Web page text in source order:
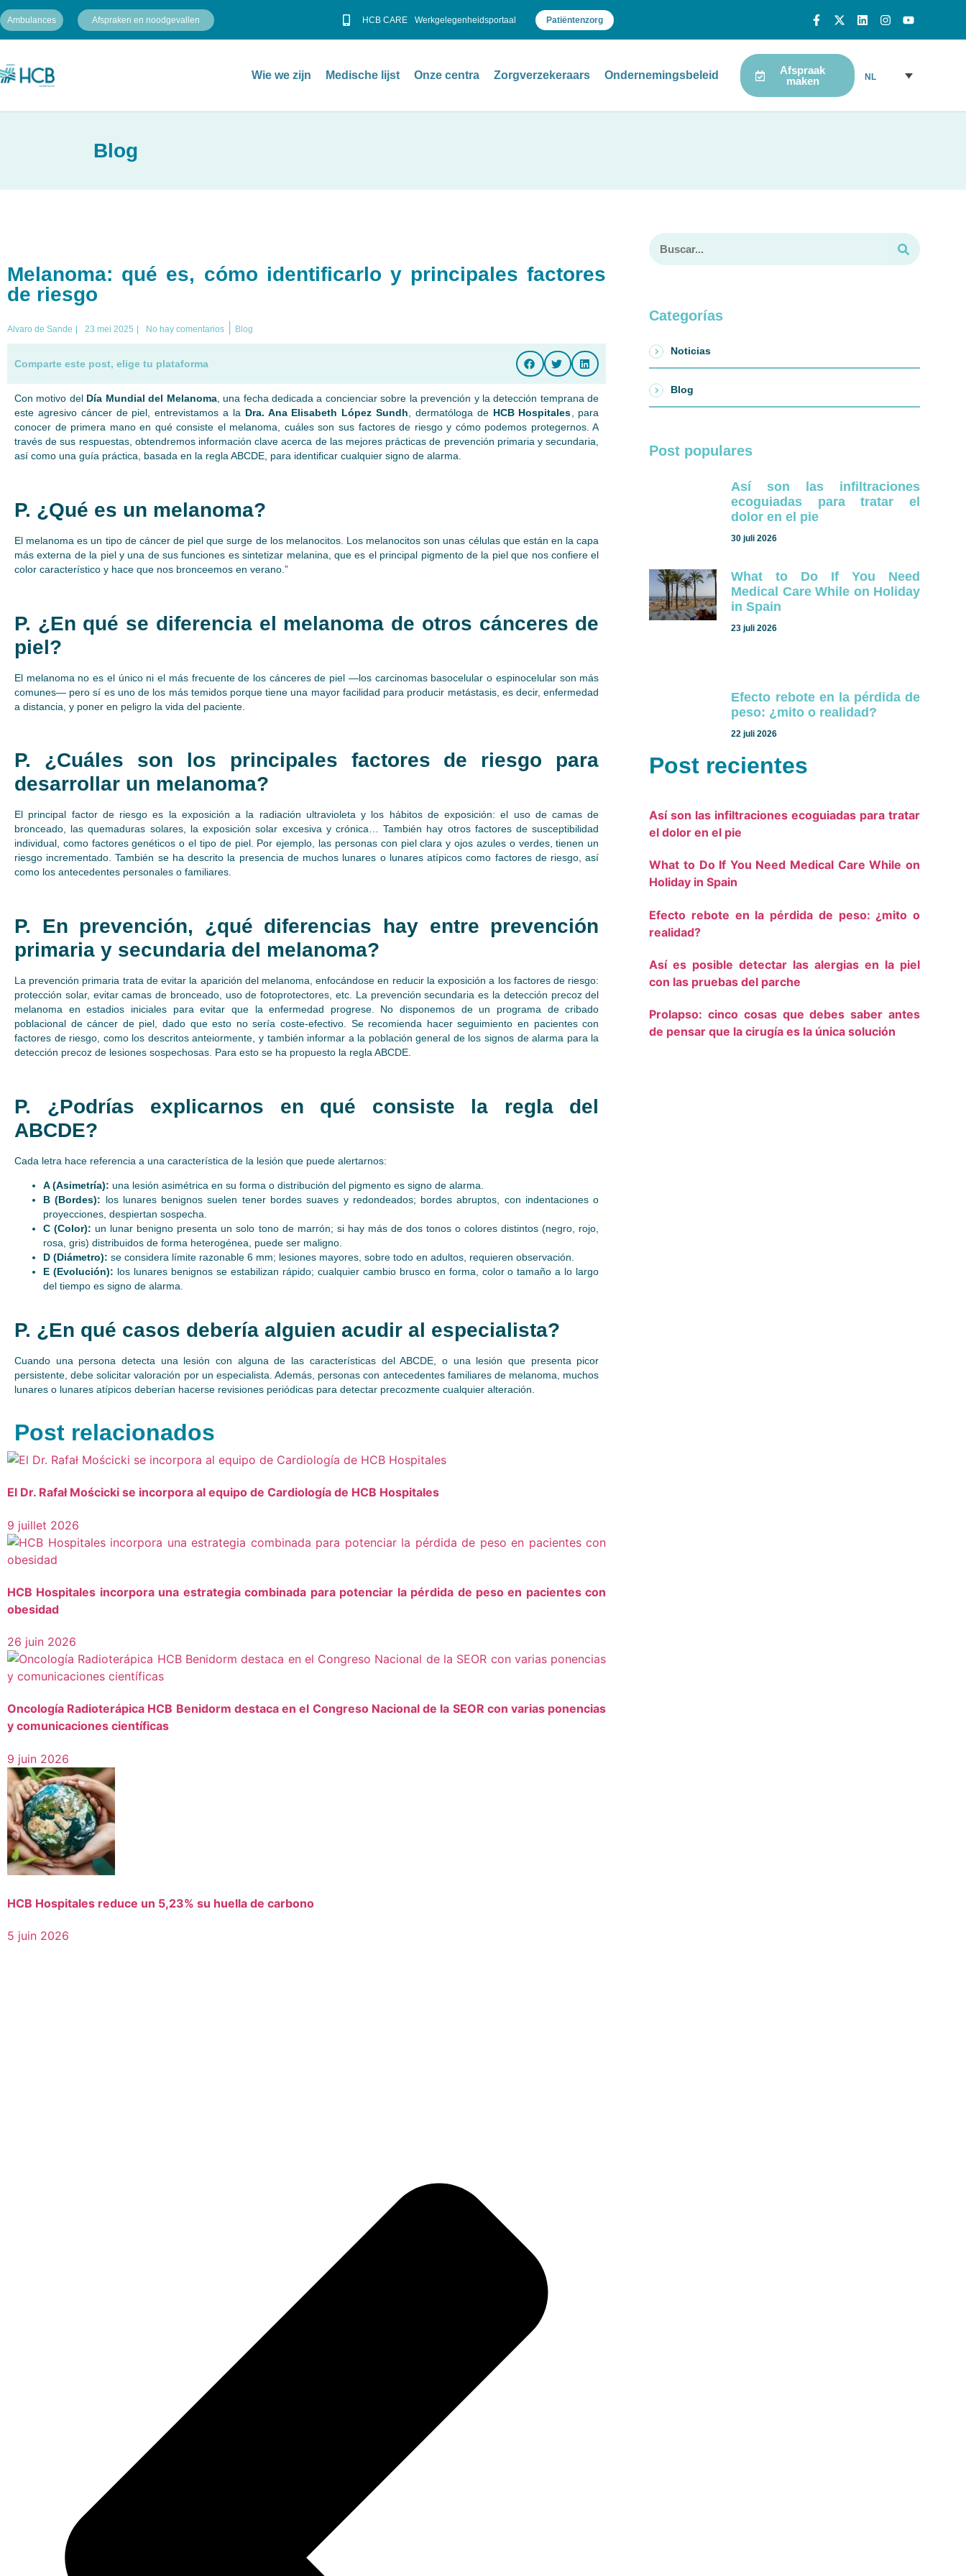
Ambulances Afspraken en noodgevallen HCB CARE Werkgelegenheidsportaal Patiëntenzorg
Wie we zijn Medische lijst Onze centra Zorgverzekeraars Ondernemingsbeleid
Afspraak
maken
NL
Blog
Melanoma: qué es, cómo identificarlo y principales factores
de riesgo
Alvaro de Sande 23 mei 2025 No hay comentarios Blog
Comparte este post, elige tu plataforma
Con motivo delDía Mundial del Melanoma, una fecha dedicada a concienciar sobre la prevención y la detección temprana de
este agresivo cáncer de piel, entrevistamos a la Dra. Ana Elisabeth López Sundh , dermatóloga de HCB Hospitales , para
conocer de primera mano en qué consiste el melanoma, cuáles son sus factores de riesgo y cómo podemos protegernos. A
través de sus respuestas, obtendremos información clave acerca de las mejores prácticas de prevención primaria y secundaria,
así como una guía práctica, basada en la regla ABCDE, para identificar cualquier signo de alarma.
P. ¿Qué es un melanoma?
El melanoma es un tipo de cáncer de piel que surge de los melanocitos. Los melanocitos son unas células que están en la capa
más externa de la piel y una de sus funciones es sintetizar melanina, que es el principal pigmento de la piel que nos confiere el
color característico y hace que nos bronceemos en verano.”
P. ¿En qué se diferencia el melanoma de otros cánceres de
piel?
El melanoma no es el único ni el más frecuente de los cánceres de piel —los carcinomas basocelular o espinocelular son más
comunes— pero sí es uno de los más temidos porque tiene una mayor facilidad para producir metástasis, es decir, enfermedad
a distancia, y poner en peligro la vida del paciente.
P. ¿Cuáles son los principales factores de riesgo para
desarrollar un melanoma?
El principal factor de riesgo es la exposición a la radiación ultravioleta y los hábitos de exposición: el uso de camas de
bronceado, las quemaduras solares, la exposición solar excesiva y crónica… También hay otros factores de susceptibilidad
individual, como factores genéticos o el tipo de piel. Por ejemplo, las personas con piel clara y ojos azules o verdes, tienen un
riesgo incrementado. También se ha descrito la presencia de muchos lunares o lunares atípicos como factores de riesgo, así
como los antecedentes personales o familiares.
P. En prevención, ¿qué diferencias hay entre prevención
primaria y secundaria del melanoma?
La prevención primaria trata de evitar la aparición del melanoma, enfocándose en reducir la exposición a los factores de riesgo:
protección solar, evitar camas de bronceado, uso de fotoprotectores, etc. La prevención secundaria es la detección precoz del
melanoma en estadios iniciales para evitar que la enfermedad progrese. No disponemos de un programa de cribado
poblacional de cáncer de piel, dado que esto no sería coste-efectivo. Se recomienda hacer seguimiento en pacientes con
factores de riesgo, como los descritos anteiormente, y también informar a la población general de los signos de alarma para la
detección precoz de lesiones sospechosas. Para esto se ha propuesto la regla ABCDE.
P. ¿Podrías explicarnos en qué consiste la regla del
ABCDE?
Cada letra hace referencia a una característica de la lesión que puede alertarnos:
A (Asimetría): una lesión asimétrica en su forma o distribución del pigmento es signo de alarma.
B (Bordes): los lunares benignos suelen tener bordes suaves y redondeados; bordes abruptos, con indentaciones o
proyecciones, despiertan sospecha.
C (Color): un lunar benigno presenta un solo tono de marrón; si hay más de dos tonos o colores distintos (negro, rojo,
rosa, gris) distribuidos de forma heterogénea, puede ser maligno.
D (Diámetro): se considera límite razonable 6 mm; lesiones mayores, sobre todo en adultos, requieren observación.
E (Evolución): los lunares benignos se estabilizan rápido; cualquier cambio brusco en forma, color o tamaño a lo largo
del tiempo es signo de alarma.
P. ¿En qué casos debería alguien acudir al especialista?
Cuando una persona detecta una lesión con alguna de las características del ABCDE, o una lesión que presenta picor
persistente, debe solicitar valoración por un especialista. Además, personas con antecedentes familiares de melanoma, muchos
lunares o lunares atípicos deberían hacerse revisiones periódicas para detectar precozmente cualquier alteración.
Post relacionados
El Dr. Rafał Mościcki se incorpora al equipo de Cardiología de HCB Hospitales
9 juillet 2026
HCB Hospitales incorpora una estrategia combinada para potenciar la pérdida de peso en pacientes con
obesidad
26 juin 2026
Oncología Radioterápica HCB Benidorm destaca en el Congreso Nacional de la SEOR con varias ponencias
y comunicaciones científicas
9 juin 2026
HCB Hospitales reduce un 5,23% su huella de carbono
5 juin 2026
Categorías
Noticias
Blog
Post populares
Así son las infiltraciones
ecoguiadas para tratar el
dolor en el pie
30 juli 2026
What to Do If You Need
Medical Care While on Holiday
in Spain
23 juli 2026
Efecto rebote en la pérdida de
peso: ¿mito o realidad?
22 juli 2026
Post recientes
Así son las infiltraciones ecoguiadas para tratar
el dolor en el pie
What to Do If You Need Medical Care While on
Holiday in Spain
Efecto rebote en la pérdida de peso: ¿mito o
realidad?
Así es posible detectar las alergias en la piel
con las pruebas del parche
Prolapso: cinco cosas que debes saber antes
de pensar que la cirugía es la única solución